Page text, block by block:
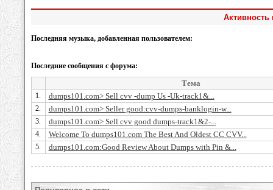
Активность
Последняя музыка, добавленная пользователем:
Последние сообщения с форума:
Тема
1. dumps101.com> Sell cvv -dump Us -Uk-track1&...
2. dumps101.com> Seller good:cvv-dumps-banklogin-w...
3. dumps101.com> Sell cvv good dumps-track1&2-...
4. Welcome To dumps101.com The Best And Oldest CC CVV...
5. dumps101.com:Good Review About Dumps with Pin &...